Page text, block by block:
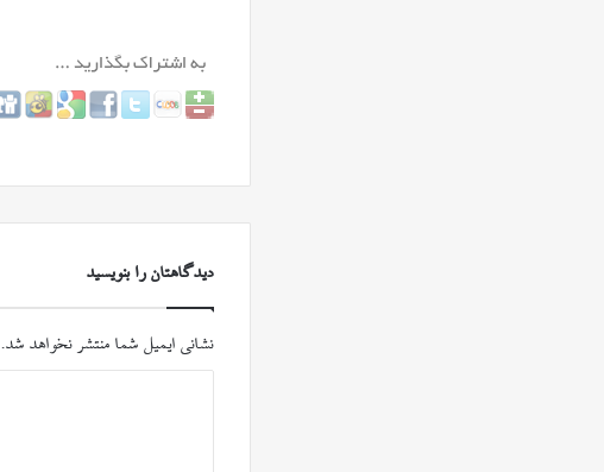
دیدگاهتان را بنویسید
نشانی ایمیل شما منتشر نخواهد شد.